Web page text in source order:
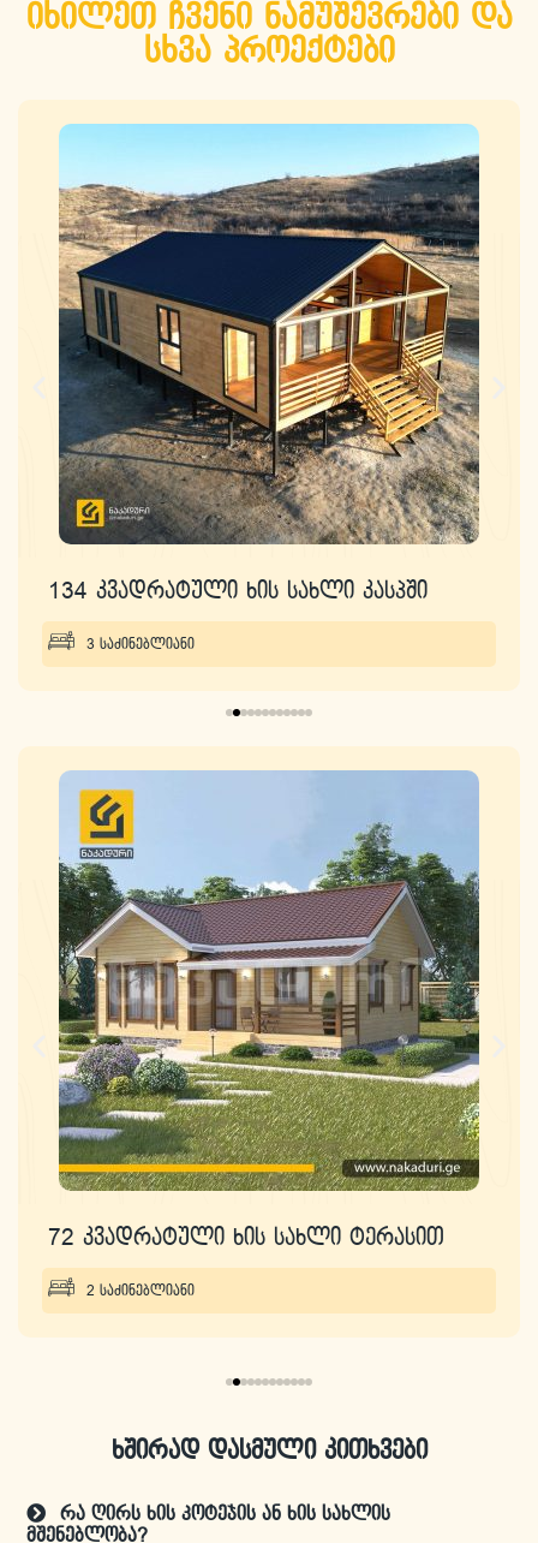
იხილეთ ჩვენი ნამუშევრები და
სხვა პროექტები
134 კვადრატული ხის სახლი კასპში
3 საძინებლიანი
72 კვადრატული ხის სახლი ტერასით
2 საძინებლიანი
ხშირად დასმული კითხვები
რა ღირს ხის კოტეჯის ან ხის სახლის
მშენებლობა?